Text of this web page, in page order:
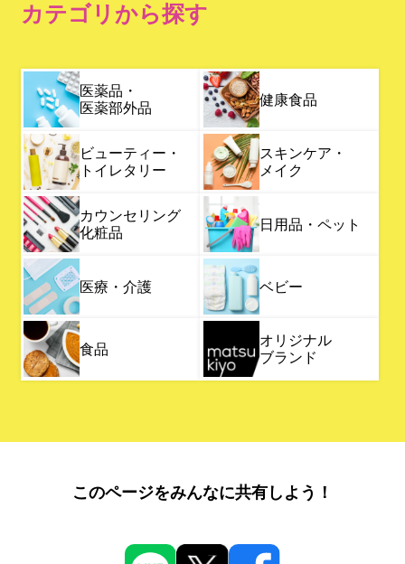
カテゴリから探す
医薬品・
医薬部外品
健康食品
ビューティー・
トイレタリー
スキンケア・
メイク
カウンセリング
化粧品
日用品・ペット
医療・介護 ベビー
食品
オリジナル
ブランド
このページをみんなに共有しよう！